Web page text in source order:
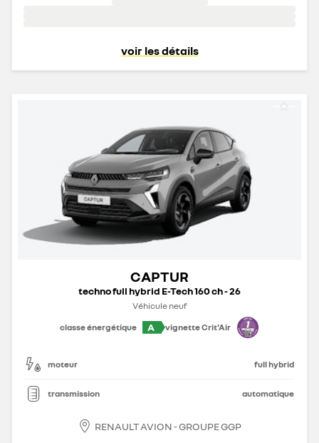
voir les détails
CAPTUR
techno full hybrid E-Tech 160 ch - 26
Véhicule neuf
classe énergétique
A vignette Crit'Air
moteur full hybrid
transmission automatique
RENAULT AVION - GROUPE GGP